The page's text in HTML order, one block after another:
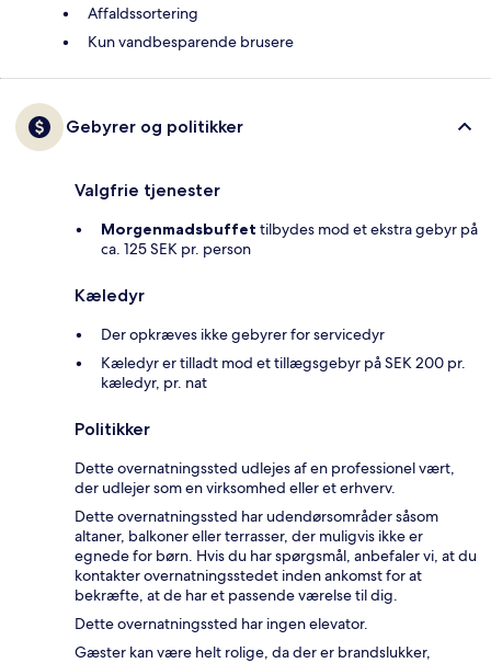
Affaldssortering
Kun vandbesparende brusere
Gebyrer og politikker
Valgfrie tjenester
Morgenmadsbuffet tilbydes mod et ekstra gebyr på
ca. 125 SEK pr. person
Kæledyr
Der opkræves ikke gebyrer for servicedyr
Kæledyr er tilladt mod et tillægsgebyr på SEK 200 pr.
kæledyr, pr. nat
Politikker
Dette overnatningssted udlejes af en professionel vært,
der udlejer som en virksomhed eller et erhverv.
Dette overnatningssted har udendørsområder såsom
altaner, balkoner eller terrasser, der muligvis ikke er
egnede for børn. Hvis du har spørgsmål, anbefaler vi, at du
kontakter overnatningsstedet inden ankomst for at
bekræfte, at de har et passende værelse til dig.
Dette overnatningssted har ingen elevator.
Gæster kan være helt rolige, da der er brandslukker,